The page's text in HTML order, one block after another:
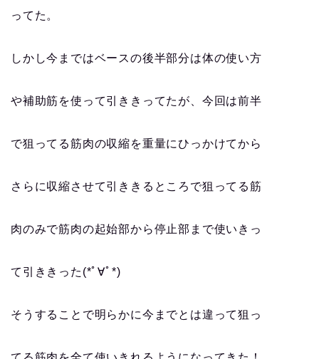
ってた。
しかし今まではベースの後半部分は体の使い方
や補助筋を使って引ききってたが、今回は前半
で狙ってる筋肉の収縮を重量にひっかけてから
さらに収縮させて引ききるところで狙ってる筋
肉のみで筋肉の起始部から停止部まで使いきっ
て引ききった(*ﾟ∀ﾟ*)
そうすることで明らかに今までとは違って狙っ